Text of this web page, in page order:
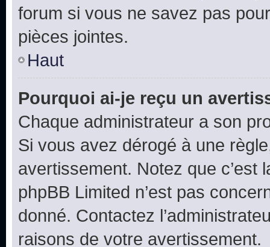
forum si vous ne savez pas
pièces jointes.
Haut
Pourquoi ai-je reçu un
Chaque administrateur a son
Si vous avez dérogé à une
avertissement. Notez que c’est
phpBB Limited n’est pas
donné. Contactez
raisons de votre avertissement.